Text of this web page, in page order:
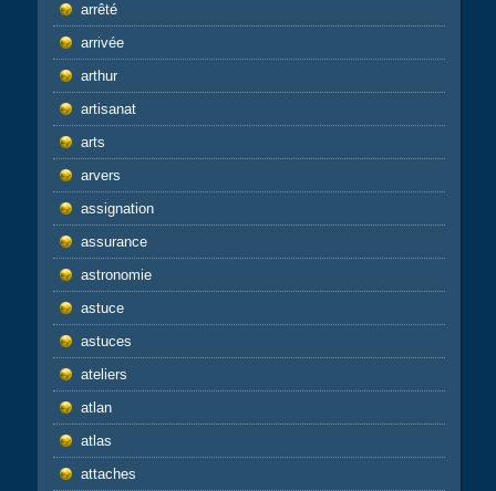
arrêté
arrivée
arthur
artisanat
arts
arvers
assignation
assurance
astronomie
astuce
astuces
ateliers
atlan
atlas
attaches